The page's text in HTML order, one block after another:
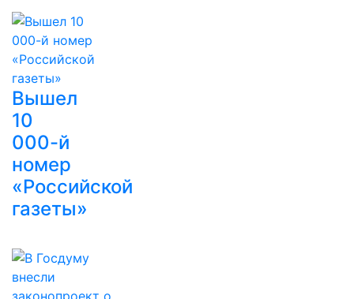
Вышел
10
000-й
номер
«Российской
газеты»